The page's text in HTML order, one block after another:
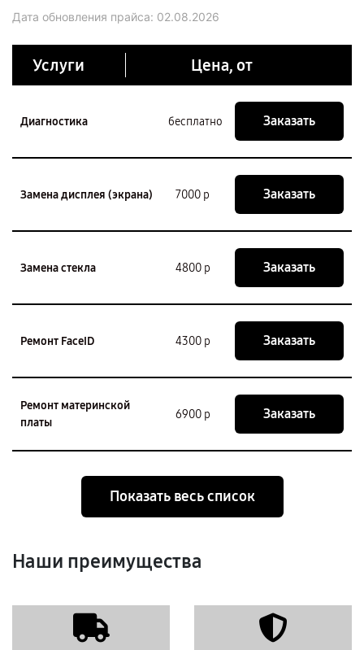
Дата обновления прайса: 02.08.2026
Услуги Цена, от
Диагностика бесплатно Заказать
Замена дисплея (экрана) 7000 р Заказать
Замена стекла 4800 р Заказать
Ремонт FaceID 4300 р Заказать
Ремонт материнской
платы
6900 р Заказать
Показать весь список
Наши преимущества